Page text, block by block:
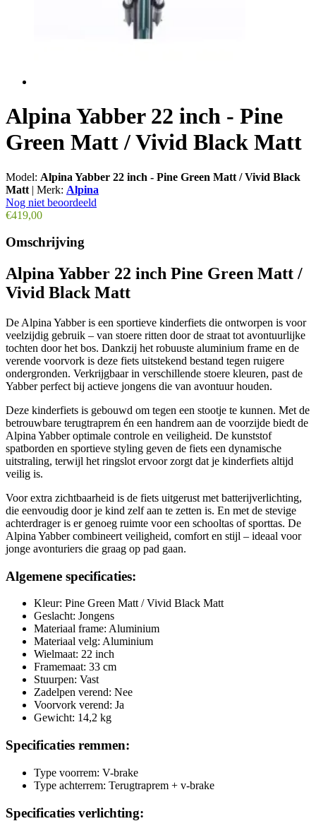
Alpina Yabber 22 inch - Pine
Green Matt / Vivid Black Matt
Model: Alpina Yabber 22 inch - Pine Green Matt / Vivid Black
Matt | Merk: Alpina
Nog niet beoordeeld
€419,00
Omschrijving
Alpina Yabber 22 inch Pine Green Matt /
Vivid Black Matt
De Alpina Yabber is een sportieve kinderfiets die ontworpen is voor
veelzijdig gebruik – van stoere ritten door de straat tot avontuurlijke
tochten door het bos. Dankzij het robuuste aluminium frame en de
verende voorvork is deze fiets uitstekend bestand tegen ruigere
ondergronden. Verkrijgbaar in verschillende stoere kleuren, past de
Yabber perfect bij actieve jongens die van avontuur houden.
Deze kinderfiets is gebouwd om tegen een stootje te kunnen. Met de
betrouwbare terugtraprem én een handrem aan de voorzijde biedt de
Alpina Yabber optimale controle en veiligheid. De kunststof
spatborden en sportieve styling geven de fiets een dynamische
uitstraling, terwijl het ringslot ervoor zorgt dat je kinderfiets altijd
veilig is.
Voor extra zichtbaarheid is de fiets uitgerust met batterijverlichting,
die eenvoudig door je kind zelf aan te zetten is. En met de stevige
achterdrager is er genoeg ruimte voor een schooltas of sporttas. De
Alpina Yabber combineert veiligheid, comfort en stijl – ideaal voor
jonge avonturiers die graag op pad gaan.
Algemene specificaties:
Kleur: Pine Green Matt / Vivid Black Matt
Geslacht: Jongens
Materiaal frame: Aluminium
Materiaal velg: Aluminium
Wielmaat: 22 inch
Framemaat: 33 cm
Stuurpen: Vast
Zadelpen verend: Nee
Voorvork verend: Ja
Gewicht: 14,2 kg
Specificaties remmen:
Type voorrem: V-brake
Type achterrem: Terugtraprem + v-brake
Specificaties verlichting: